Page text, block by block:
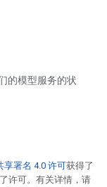
的模型服务的状
享署名 4.0 许可获得了
许可。有关详情，请